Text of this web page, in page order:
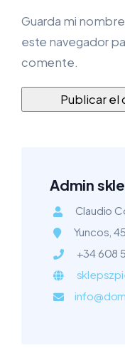
Guarda mi
este navegador
comente.
Admin
Claudio
Yuncos,
+34 608